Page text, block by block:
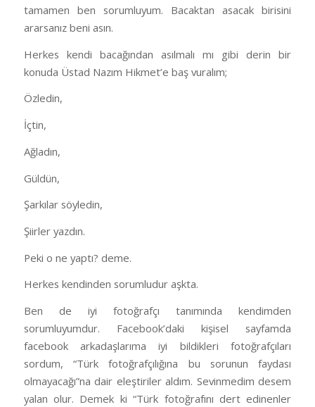
tamamen ben sorumluyum. Bacaktan asacak birisini
ararsanız beni asın.
Herkes kendi bacağından asılmalı mı gibi derin bir
konuda Üstad Nazım Hikmet’e baş vuralım;
Özledin,
İçtin,
Ağladın,
Güldün,
Şarkılar söyledin,
Şiirler yazdın.
Peki o ne yaptı? deme.
Herkes kendinden sorumludur aşkta.
Ben de iyi fotoğrafçı tanımında kendimden
sorumluyumdur. Facebook’daki kişisel sayfamda
facebook arkadaşlarıma iyi bildikleri fotoğrafçıları
sordum, “Türk fotoğrafçılığına bu sorunun faydası
olmayacağı”na dair eleştiriler aldım. Sevinmedim desem
yalan olur. Demek ki “Türk fotoğrafını dert edinenler